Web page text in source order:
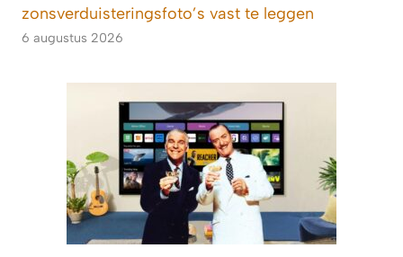
zonsverduisteringsfoto’s vast te leggen
6 augustus 2026